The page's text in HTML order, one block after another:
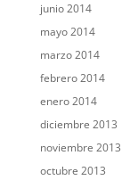
junio 2014
mayo 2014
marzo 2014
febrero 2014
enero 2014
diciembre 2013
noviembre 2013
octubre 2013